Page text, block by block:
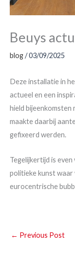
Beuys
blog/03/09/2025
Deze installatie in
actueel en een
hield
maakte daarbij
gefixeerd werden.
Tegelijkertijd is
politieke kunst
eurocentrische
← Previous Post